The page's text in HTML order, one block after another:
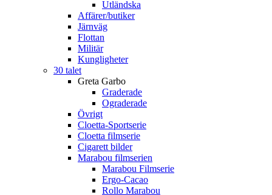
Utländska
Affärer/butiker
Järnväg
Flottan
Militär
Kungligheter
30 talet
Greta Garbo
Graderade
Ograderade
Övrigt
Cloetta-Sportserie
Cloetta filmserie
Cigarett bilder
Marabou filmserien
Marabou Filmserie
Ergo-Cacao
Rollo Marabou